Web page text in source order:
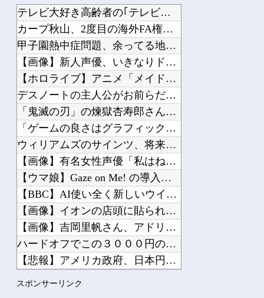
ドラクエの世界ってなんで銃ないの？
フロム「ナイトレインチーム解散してターニッシュエディション完成させました」←これ...
【ガンプラ】 RG「アカツキガンダム(オオワシ装備)& HG 1/144 ゼウス...
【ROBOT魂】 88,000のミーティアが二次も即完売なの大人気すぎる…
【スパロボ】 キタ━━━━━━(゜∀゜)━━━━━━ !!!!!
【動画】 大阪府警に射殺されたオッサン、めちゃめちゃ苦しそうに死ぬ
Powered by livedoor 相互RSS
テレビ大好き高齢者の｢テレビ離れ｣が始まった…他
カープ秋山、2度目の海外FA権取得！｢それくらいの年齢までや...
甲子園熱中症問題、余ってる地方球場で夜試合するだけで解決ｗｗ...
【画像】新人声優、いきなりドエッチｗｗｗｗｗｗｗｗｗ他
【ホロライブ】アニメ「メイドインアビス」主題歌決定！「Cha...
デスノートの主人公がお前らだった時にありがちなことｗｗｗｗｗ...
「鬼滅の刃」の煉獄杏寿郎さんって、すぐに退場したのに何で人気...
「ゲームの良さはグラフィックじゃない！」とか言ってる奴ってグ...
ウィリアムズのサインツ、将来について決断できず「分からない」...
【画像】有名女性声優「私はね、ハゲてる人が好きなの」他
【ウマ娘】Gaze on Me! の導入部分は薄暗くてピンク...
【BBC】AI使い全く新しいウイルス16種類の全遺伝情報設計...
【画像】イオンの店頭に貼られた『ポケカの販売案内』が強気すぎ...
【画像】吉岡里帆さん、アドリブでお○ぱいを自ら触らせてしまう...
ハードオフでこの３０００円のノートパソコン見つけたんだけどど...
【悲報】アメリカ政府、日本円をアルゼンチン通貨危機と同列扱い...
スポンサーリンク